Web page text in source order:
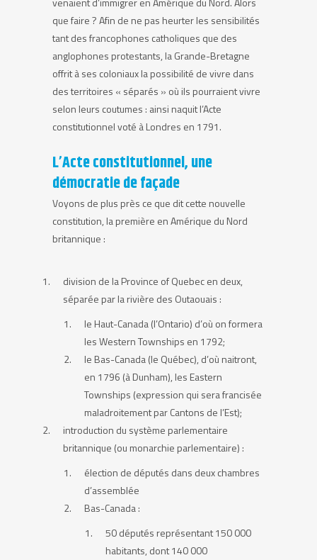
que faire ? Afin de ne pas heurter les sensibilités
tant des francophones catholiques que des
anglophones protestants, la Grande-Bretagne
offrit à ses coloniaux la possibilité de vivre dans
des territoires « séparés » où ils pourraient vivre
selon leurs coutumes : ainsi naquit l’Acte
constitutionnel voté à Londres en 1791.
L’Acte constitutionnel, une
démocratie de façade
Voyons de plus près ce que dit cette nouvelle
constitution, la première en Amérique du Nord
britannique :
division de la Province of Quebec en deux,
séparée par la rivière des Outaouais :
le Haut-Canada (l’Ontario) d’où on formera
les Western Townships en 1792;
le Bas-Canada (le Québec), d’où naitront,
en 1796 (à Dunham), les Eastern
Townships (expression qui sera francisée
maladroitement par Cantons de l’Est);
introduction du système parlementaire
britannique (ou monarchie parlementaire) :
élection de députés dans deux chambres
d’assemblée
Bas-Canada :
50 députés représentant 150 000
habitants, dont 140 000